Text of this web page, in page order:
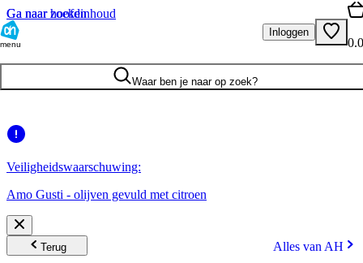
Ga naar hoofdinhoud
Ga naar zoeken
menu
Inloggen
Waar ben je naar op zoek?
Veiligheidswaarschuwing:
Amo Gusti - olijven gevuld met citroen
Terug Alles van AH